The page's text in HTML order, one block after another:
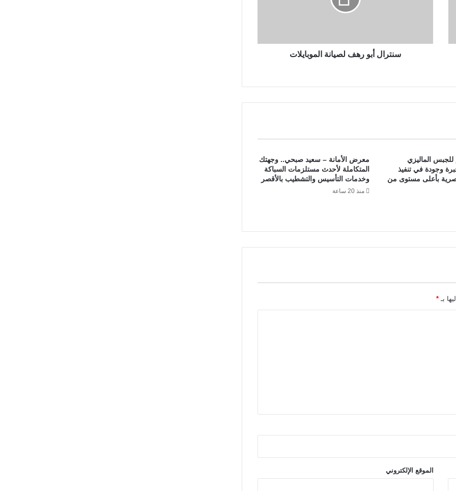
و
ل
ة
م
و
ت
سنترال أبو رهف لصيانة الموبايلات
الماليزي
وجودة في تنفيذ
بأعلى مستوى من
معرض الأمانة – سعيد صبحي.. وجهتك
المتكاملة لأحدث مستلزمات السباكة
وخدمات التأسيس والتشطيب بالأقصر
منذ 20 ساعة
بـ *
الموقع الإلكتروني